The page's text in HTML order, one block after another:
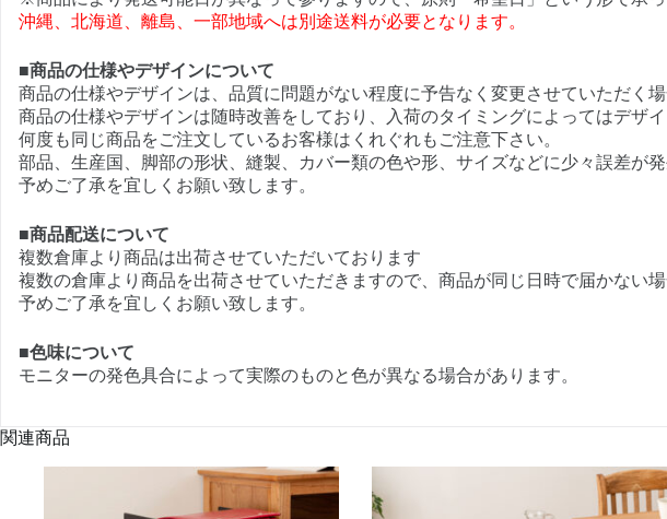
沖縄、北海道、離島、一部地域へは別途送料が必要となります。
■商品の仕様やデザインについて
商品の仕様やデザインは、品質に問題がない程度に予告なく変更させていただく場
商品の仕様やデザインは随時改善をしており、入荷のタイミングによってはデザ
何度も同じ商品をご注文しているお客様はくれぐれもご注意下さい。
部品、生産国、脚部の形状、縫製、カバー類の色や形、サイズなどに少々誤差が発
予めご了承を宜しくお願い致します。
■商品配送について
複数倉庫より商品は出荷させていただいております
複数の倉庫より商品を出荷させていただきますので、商品が同じ日時で届かない場
予めご了承を宜しくお願い致します。
■色味について
モニターの発色具合によって実際のものと色が異なる場合があります。
関連商品